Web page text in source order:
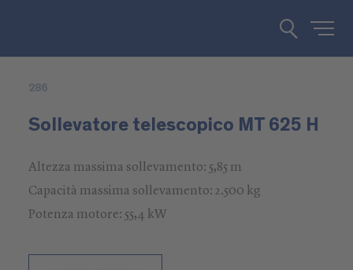
286
Sollevatore telescopico MT 625 H
Altezza massima sollevamento: 5,85 m
Capacità massima sollevamento: 2.500 kg
Potenza motore: 55,4 kW